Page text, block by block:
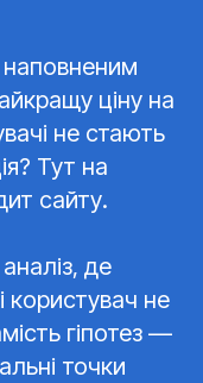
ціну на
не стають
Тут на
сайту.
де
користувач не
гіпотез —
точки